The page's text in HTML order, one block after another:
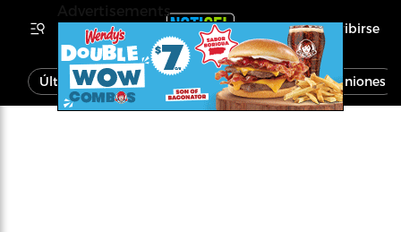
Inscribirse
Última Hora Noticias Economía Opiniones
Advertisements